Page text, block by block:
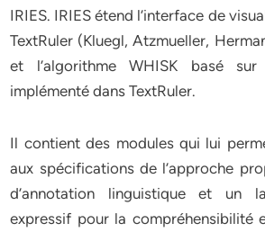
IRIES. IRIES étend l’interface de
TextRuler (Kluegl, Atzmueller,
et l’algorithme WHISK basé
implémenté dans TextRuler.
Il contient des modules qui lui
aux spécifications de l’approche
d’annotation linguistique et un
expressif pour la compréhensibilité